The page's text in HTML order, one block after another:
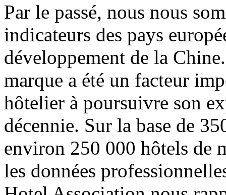
Par le passé, nous nous
indicateurs des pays
développement de la
marque a été un facteur
hôtelier à poursuivre son
décennie. Sur la base de
environ 250 000 hôtels de
les données